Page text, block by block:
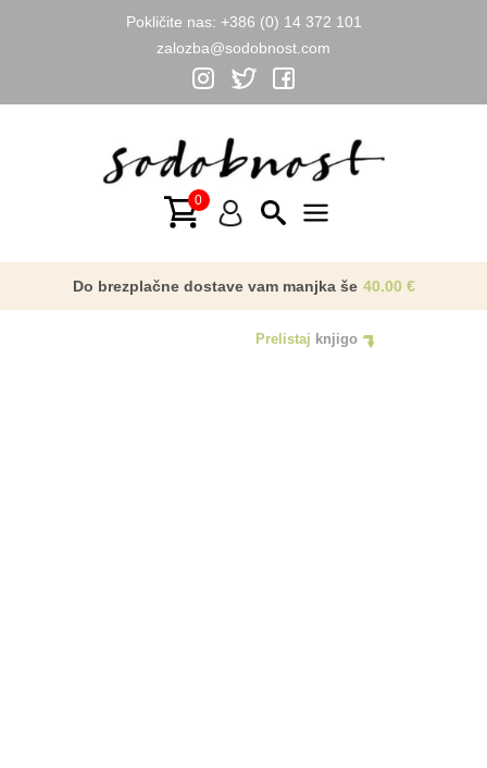
Pokličite nas: +386 (0) 14 372 101
zalozba@sodobnost.com
Menu
Do brezplačne dostave vam manjka še 40.00 €
Prelistaj knjigo